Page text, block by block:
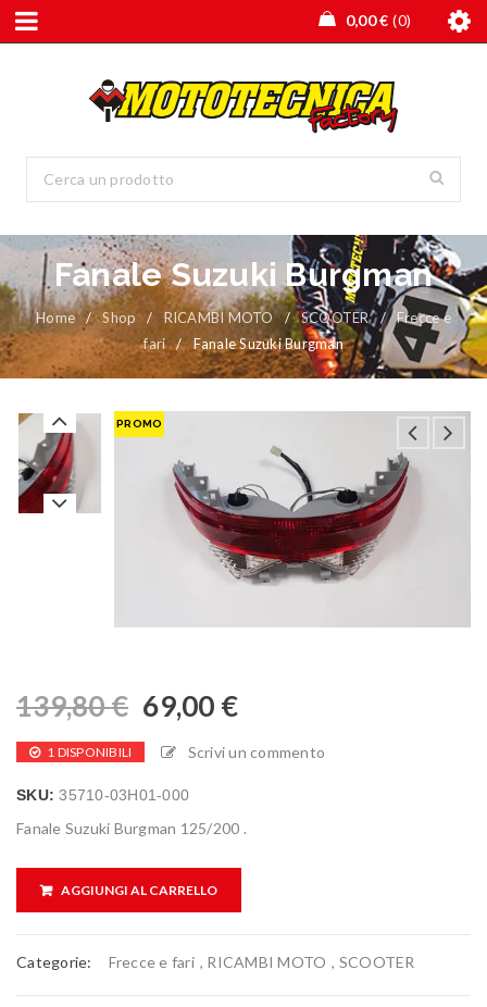
0,00€ 0
Fanale Suzuki Burgman
Home / Shop / RICAMBI MOTO / SCOOTER /
Frecce e
fari
/ Fanale Suzuki Burgman
PROMO
139,80€ 69,00 €
1 DISPONIBILI Scrivi un commento
SKU:35710-03H01-000
Fanale Suzuki Burgman 125/200 .
AGGIUNGI AL CARRELLO
Categorie: Frecce e fari , RICAMBI MOTO , SCOOTER